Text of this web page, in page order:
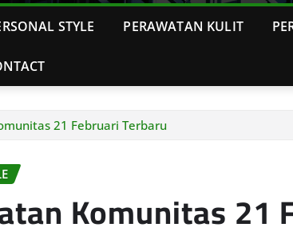
STYLE PERAWATAN KULIT
21 Februari Terbaru
Komunitas 21